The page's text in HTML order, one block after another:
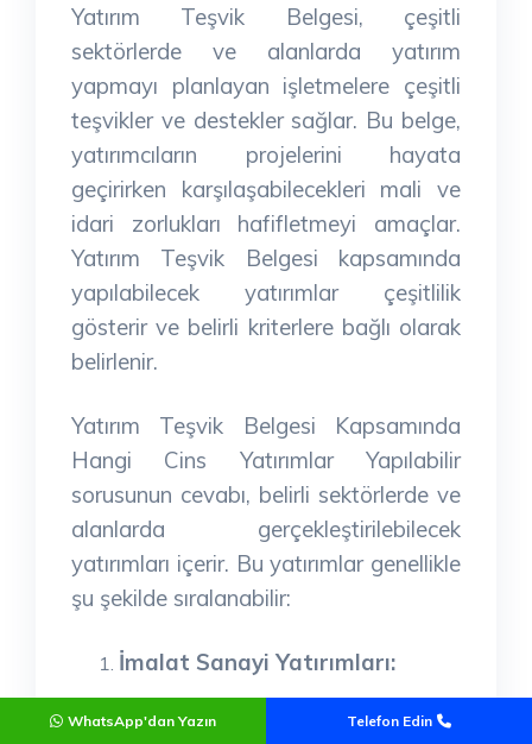
Yatırım Teşvik Belgesi, çeşitli
sektörlerde ve alanlarda yatırım
yapmayı planlayan işletmelere çeşitli
teşvikler ve destekler sağlar. Bu belge,
yatırımcıların projelerini hayata
geçirirken karşılaşabilecekleri mali ve
idari zorlukları hafifletmeyi amaçlar.
Yatırım Teşvik Belgesi kapsamında
yapılabilecek yatırımlar çeşitlilik
gösterir ve belirli kriterlere bağlı olarak
belirlenir.
Yatırım Teşvik Belgesi Kapsamında
Hangi Cins Yatırımlar Yapılabilir
sorusunun cevabı, belirli sektörlerde ve
alanlarda gerçekleştirilebilecek
yatırımları içerir. Bu yatırımlar genellikle
şu şekilde sıralanabilir:
İmalat Sanayi Yatırımları:
Yatırım Teşvik Belgesi kapsamında,
WhatsApp'dan Yazın Telefon Edin